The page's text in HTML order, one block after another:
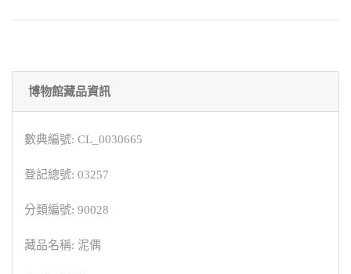
博物館藏品資訊
數典編號: CL_0030665
登記總號: 03257
分類編號: 90028
藏品名稱: 泥偶